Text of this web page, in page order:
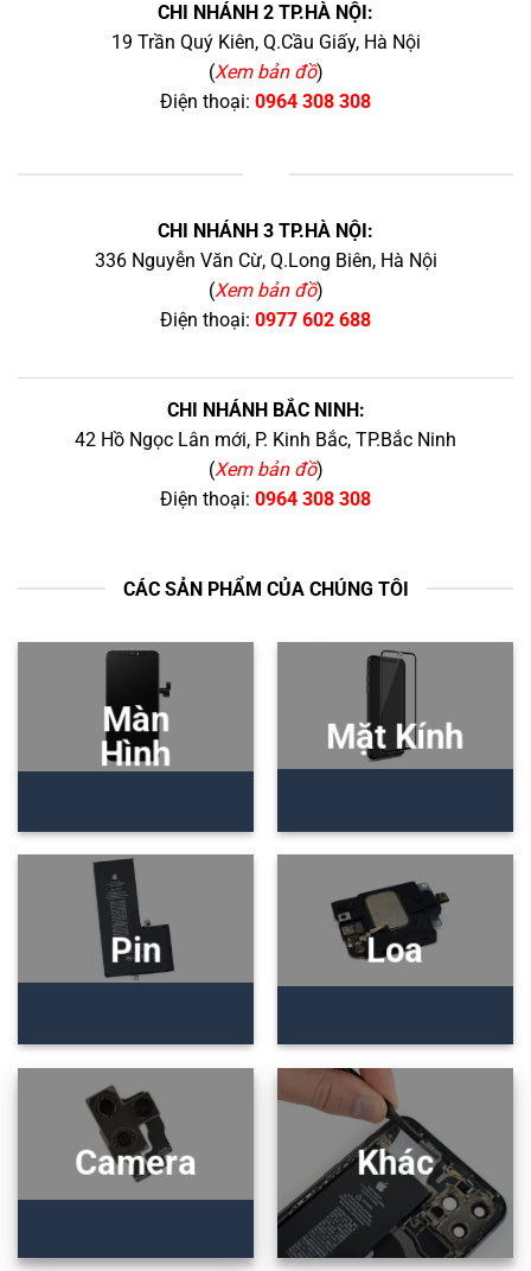
CHI NHÁNH 2 TP.HÀ NỘI:
19 Trần Quý Kiên, Q.Cầu Giấy, Hà Nội
(Xem bản đồ)
Điện thoại: 0964 308 308
CHI NHÁNH 3 TP.HÀ NỘI:
336 Nguyễn Văn Cừ, Q.Long Biên, Hà Nội
(Xem bản đồ)
Điện thoại: 0977 602 688
CHI NHÁNH BẮC NINH:
42 Hồ Ngọc Lân mới, P. Kinh Bắc, TP.Bắc Ninh
(Xem bản đồ)
Điện thoại: 0964 308 308
CÁC SẢN PHẨM CỦA CHÚNG TÔI
Màn
Hình
Mặt Kính
Pin Loa
Camera Khác